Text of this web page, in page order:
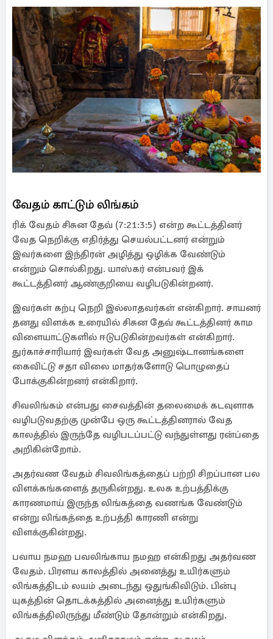
வேதம் காட்டும் லிங்கம்
ரிக் வேதம் சிசுன தேவ் (7:21:3:5) என்ற கூட்டத்தினர்
வேத நெறிக்கு எதிர்த்து செயல்பட்டனர் என்றும்
இவர்களை இந்திரன் அழித்து ஒழிக்க வேண்டும்
என்றும் சொல்கிறது. யாஸ்கர் என்பவர் இக்
கூட்டத்தினர் ஆண்குறியை வழிபடுகின்றனர்.
இவர்கள் கற்பு நெறி இல்லாதவர்கள் என்கிறார். சாயனர்
தனது விளக்க உரையில் சிசுன தேவ் கூட்டத்தினர் காம
விளையாட்டுகளில் ஈடுபடுகின்றவர்கள் என்கிறார்.
துர்காச்சாரியார் இவர்கள் வேத அனுஷ்டானங்களை
கைவிட்டு சதா விலை மாதர்களோடு பொழுதைப்
போக்குகின்றனர் என்கிறார்.
சிவலிங்கம் என்பது சைவத்தின் தலைமைக் கடவுளாக
வழிபடுவதற்கு முன்பே ஒரு கூட்டத்தினரால் வேத
காலத்தில் இருந்தே வழிபடப்பட்டு வந்துள்ளது ரன்ப்தை
அறிகின்றோம்.
அதர்வண வேதம் சிவலிங்கத்தைப் பற்றி சிறப்பான பல
விளக்கங்களைத் தருகின்றது. உலக உற்பத்திக்கு
காரணமாய் இருந்த லிங்கத்தை வணங்க வேண்டும்
என்று லிங்கத்தை உற்பத்தி காரணி என்று
விளக்குகின்றது.
பவாய நமஹ பவலிங்காய நமஹ என்கிறது அதர்வண
வேதம். பிரளய காலத்தில் அனைத்து உயிர்களும்
லிங்கத்திடம் லயம் அடைந்து ஒதுங்கிவிடும். பின்பு
யுகத்தின் தொடக்கத்தில் அனைத்து உயிர்களும்
லிங்கத்திலிருந்து மீண்டும் தோன்றும் என்கிறது.